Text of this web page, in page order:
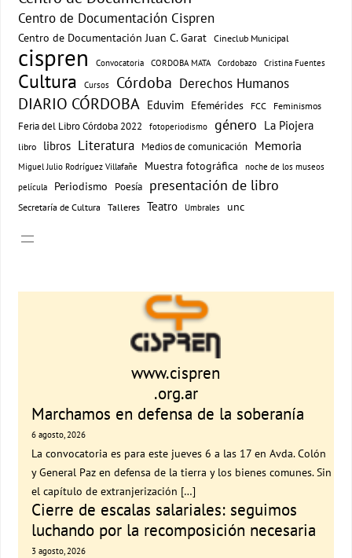
Centro de Documentación Cispren
Centro de Documentación Juan C. Garat Cineclub Municipal
cispren Convocatoria CORDOBA MATA Cordobazo Cristina Fuentes
Cultura Cursos Córdoba Derechos Humanos
DIARIO CÓRDOBA Eduvim Efemérides FCC Feminismos
Feria del Libro Córdoba 2022 fotoperiodismo género La Piojera
libro libros Literatura Medios de comunicación Memoria
Miguel Julio Rodríguez Villafañe Muestra fotográfica
noche de los museos
película
Periodismo Poesía presentación de libro
Secretaría de Cultura Talleres Teatro Umbrales unc
www.cispren
.org.ar
Marchamos en defensa de la soberanía
6 agosto, 2026
La convocatoria es para este jueves 6 a las 17 en Avda. Colón
y General Paz en defensa de la tierra y los bienes comunes. Sin
el capítulo de extranjerización […]
Cierre de escalas salariales: seguimos
luchando por la recomposición necesaria
3 agosto, 2026